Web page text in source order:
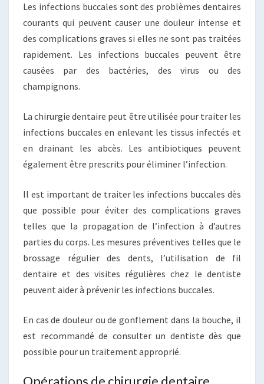
Les infections buccales sont des problèmes dentaires
courants qui peuvent causer une douleur intense et
des complications graves si elles ne sont pas traitées
rapidement. Les infections buccales peuvent être
causées par des bactéries, des virus ou des
champignons.
La chirurgie dentaire peut être utilisée pour traiter les
infections buccales en enlevant les tissus infectés et
en drainant les abcès. Les antibiotiques peuvent
également être prescrits pour éliminer l’infection.
Il est important de traiter les infections buccales dès
que possible pour éviter des complications graves
telles que la propagation de l’infection à d’autres
parties du corps. Les mesures préventives telles que le
brossage régulier des dents, l’utilisation de fil
dentaire et des visites régulières chez le dentiste
peuvent aider à prévenir les infections buccales.
En cas de douleur ou de gonflement dans la bouche, il
est recommandé de consulter un dentiste dès que
possible pour un traitement approprié.
Opérations de chirurgie dentaire